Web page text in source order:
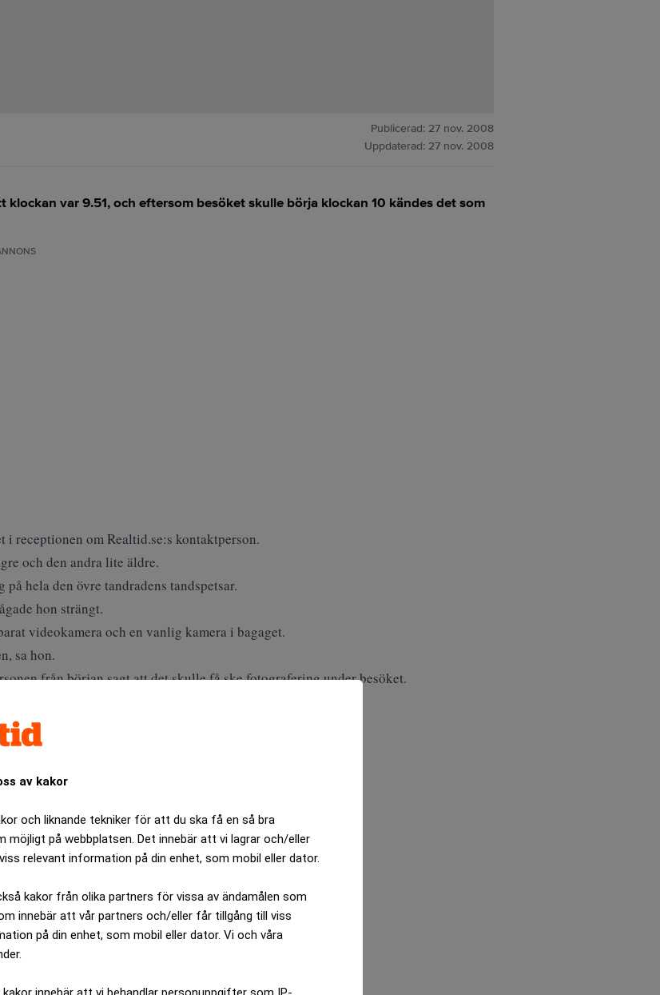
av kakor
och liknande tekniker för att du ska få en så bra
möjligt på webbplatsen. Det innebär att vi lagrar och/eller
relevant information på din enhet, som mobil eller dator.
kakor från olika partners för vissa av ändamålen som
innebär att vår partners och/eller får tillgång till viss
på din enhet, som mobil eller dator. Vi och våra
Publicerad: 27 nov. 2008
Uppdaterad: 27 nov. 2008
var 9.51, och eftersom besöket skulle börja klockan 10 kändes det som
receptionen om Realtid.se:s kontaktperson.
och den andra lite äldre.
hela den övre tandradens tandspetsar.
hon strängt.
videokamera och en vanlig kamera i bagaget.
sa hon.
från början sagt att det skulle få ske fotografering under besöket.
ändrades så att kamerorna fick bäras med.